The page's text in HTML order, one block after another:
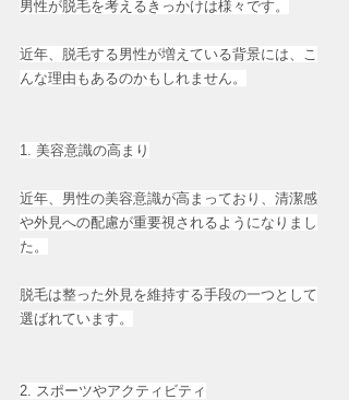
男性が脱毛を考えるきっかけは様々です。
近年、脱毛する男性が増えている背景には、こ
んな理由もあるのかもしれません。
1. 美容意識の高まり
近年、男性の美容意識が高まっており、清潔感
や外見への配慮が重要視されるようになりまし
た。
脱毛は整った外見を維持する手段の一つとして
選ばれています。
2. スポーツやアクティビティ